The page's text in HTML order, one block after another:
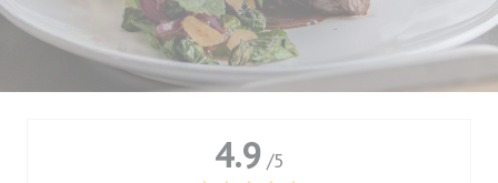
4.9 /5